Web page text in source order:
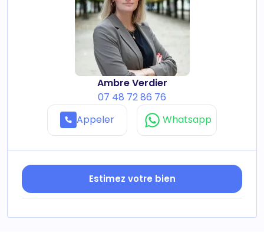
Ambre Verdier
07 48 72 86 76
Appeler
Whatsapp
Estimez votre bien